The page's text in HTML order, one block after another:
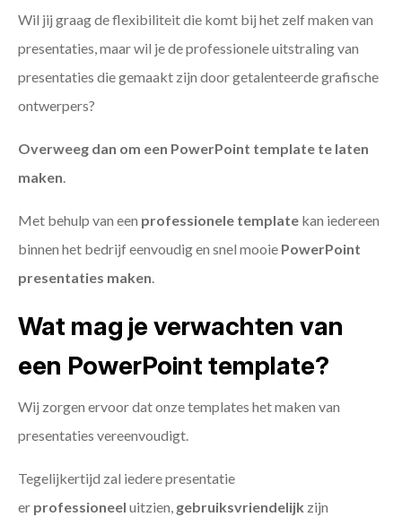
Wil jij graag de flexibiliteit die komt bij het zelf maken van
presentaties, maar wil je de professionele uitstraling van
presentaties die gemaakt zijn door getalenteerde grafische
ontwerpers?
Overweeg dan om een PowerPoint template te laten
maken.
Met behulp van een professionele template kan iedereen
binnen het bedrijf eenvoudig en snel mooie PowerPoint
presentaties maken.
Wat mag je verwachten van
een PowerPoint template?
Wij zorgen ervoor dat onze templates het maken van
presentaties vereenvoudigt.
Tegelijkertijd zal iedere presentatie
er professioneel uitzien, gebruiksvriendelijk zijn